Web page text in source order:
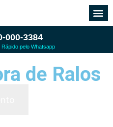
000-3384
Rápido pelo Whatsapp
de Ralos